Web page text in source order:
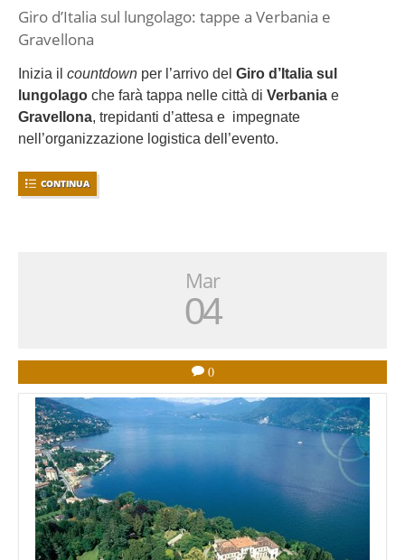
Giro d’Italia sul lungolago: tappe a Verbania e
Gravellona
Inizia il countdown per l’arrivo del Giro d’Italia sul
lungolago che farà tappa nelle città di Verbania e
Gravellona, trepidanti d’attesa e impegnate
nell’organizzazione logistica dell’evento.
CONTINUA
Mar
04
0